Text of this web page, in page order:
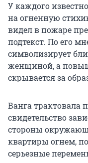
У каждого
на огненную
видел в пожаре
подтекст. По его
символизирует
женщиной, а
скрывается за
Ванга трактовала
свидетельство
стороны
квартиры огнем,
серьезные